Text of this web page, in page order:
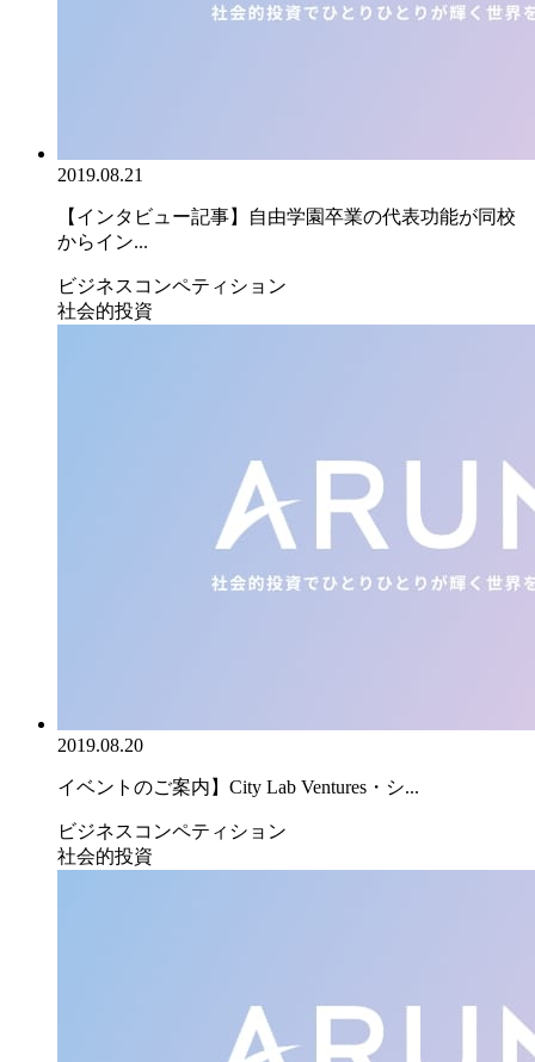
2019.08.21
【インタビュー記事】自由学園卒業の代表功能が同校
からイン...
ビジネスコンペティション
社会的投資
2019.08.20
イベントのご案内】City Lab Ventures・シ...
ビジネスコンペティション
社会的投資